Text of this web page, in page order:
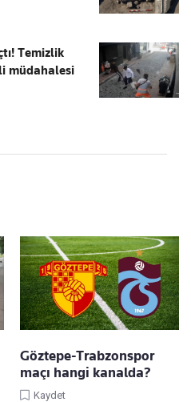
Temizlik
müdahalesi
Göztepe-Trabzonspor
maçı hangi kanalda?
Kaydet